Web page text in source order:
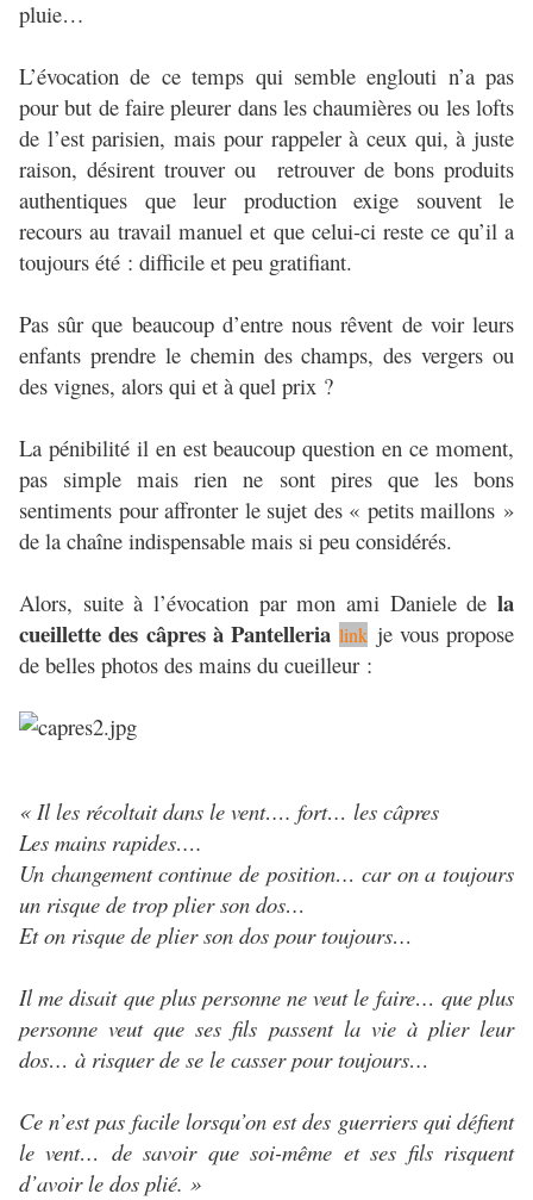
pluie…
L’évocation de ce temps qui semble englouti n’a pas
pour but de faire pleurer dans les chaumières ou les lofts
de l’est parisien, mais pour rappeler à ceux qui, à juste
raison, désirent trouver ou retrouver de bons produits
authentiques que leur production exige souvent le
recours au travail manuel et que celui-ci reste ce qu’il a
toujours été : difficile et peu gratifiant.
Pas sûr que beaucoup d’entre nous rêvent de voir leurs
enfants prendre le chemin des champs, des vergers ou
des vignes, alors qui et à quel prix ?
La pénibilité il en est beaucoup question en ce moment,
pas simple mais rien ne sont pires que les bons
sentiments pour affronter le sujet des « petits maillons »
de la chaîne indispensable mais si peu considérés.
Alors, suite à l’évocation par mon ami Daniele de la
cueillette des câpres à Pantelleria link je vous propose
de belles photos des mains du cueilleur :
« Il les récoltait dans le vent…. fort… les câpres
Les mains rapides….
Un changement continue de position… car on a toujours
un risque de trop plier son dos…
Et on risque de plier son dos pour toujours…
Il me disait que plus personne ne veut le faire… que plus
personne veut que ses fils passent la vie à plier leur
dos… à risquer de se le casser pour toujours…
Ce n’est pas facile lorsqu’on est des guerriers qui défient
le vent… de savoir que soi-même et ses fils risquent
d’avoir le dos plié. »